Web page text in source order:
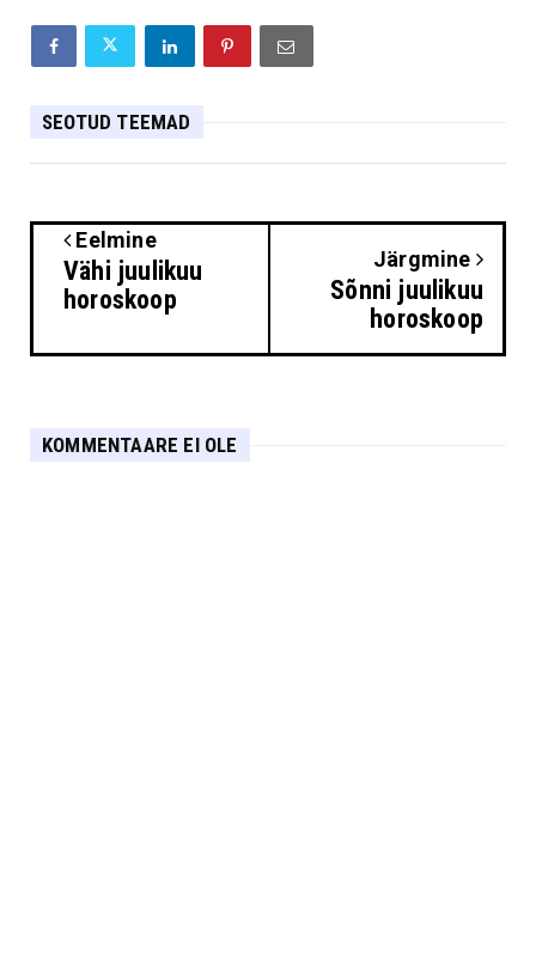
SEOTUD TEEMAD
Eelmine
Vähi juulikuu
horoskoop
Järgmine
Sõnni juulikuu
horoskoop
KOMMENTAARE EI OLE